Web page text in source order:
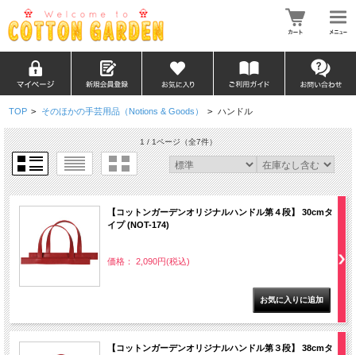
TOP > そのほかの手芸用品（Notions & Goods） > ハンドル
1 / 1ページ（全7件）
【コットンガーデンオリジナルハンドル第４段】 30cmタ
イプ (NOT-174)
価格： 2,090円(税込)
【コットンガーデンオリジナルハンドル第３段】 38cmタ